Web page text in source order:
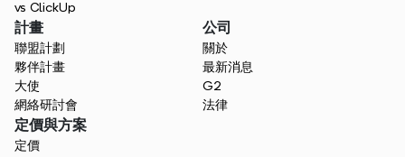
vs ClickUp
計畫
聯盟計劃
夥伴計畫
大使
網絡研討會
公司
關於
最新消息
G2
法律
定價與方案
定價